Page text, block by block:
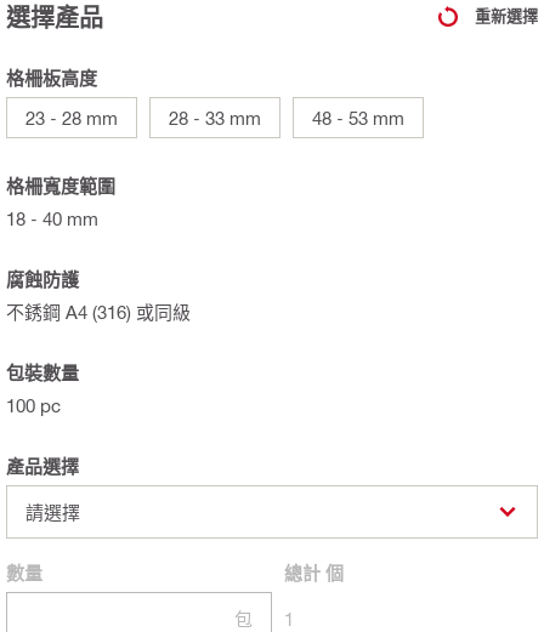
選擇產品 重新選擇
格柵板高度
23 - 28 mm
28 - 33 mm 48 - 53 mm
格柵寬度範圍
18 - 40 mm
腐蝕防護
不銹鋼 A4 (316) 或同級
包裝數量
100 pc
產品選擇
請選擇
數量
包
總計 個
1